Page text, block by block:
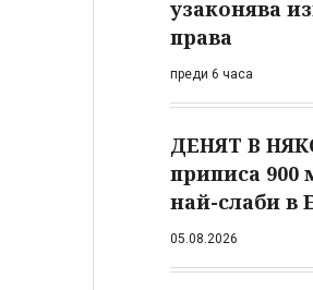
узаконява
права
преди 6 часа
ДЕНЯТ В
приписа 900
най-слаби в
05.08.2026